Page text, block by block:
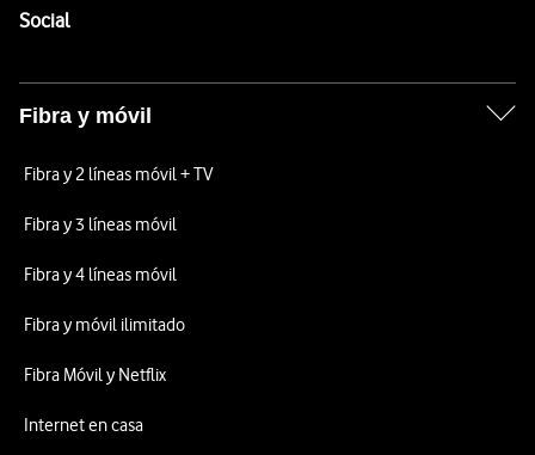
SocialEnlaces a las redes sociales de Vodafone
Fibra y móvil
Fibra y 2 líneas móvil + TV
Fibra y 3 líneas móvil
Fibra y 4 líneas móvil
Fibra y móvil ilimitado
Fibra Móvil y Netflix
Internet en casa